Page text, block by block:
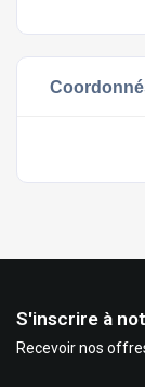
S'inscrire à
Recevoir nos